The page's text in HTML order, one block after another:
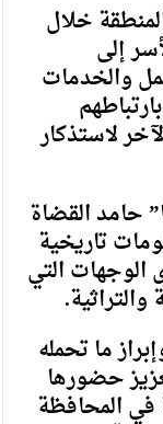
خلال
إلى
والخدمات
لاستذكار
حامد القضاة
تاريخية
التي
ما تحمله
حضورها
في المحافظة